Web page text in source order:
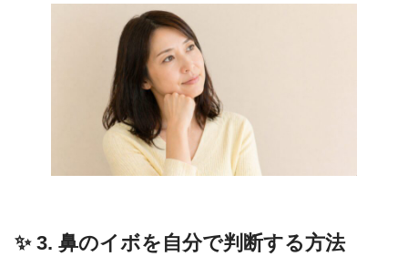
✨ 3. 鼻のイボを自分で判断する方法